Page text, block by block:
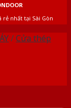
nhất tại Sài Gòn
/Cửa thép